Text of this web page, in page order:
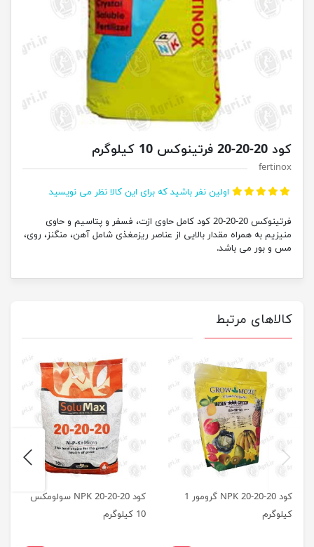
کود 20-20-20 فرتینوکس 10 کیلوگرم
fertinox
اولین نفر باشید که برای این کالا نظر می نویسید
فرتینوکس 20-20-20 کود کامل حاوی ازت، فسفر و پتاسیم و حاوی
منیزیم به همراه مقدار بالایی از عناصر ریزمغذی شامل آهن، منگنز، روی،
مس و بور می باشد.
کالاهای مرتبط
کود 20-20-20 NPK گرومور 1
کیلوگرم
کود NPK 20-20-20 سولومکس
10 کیلوگرم
previus